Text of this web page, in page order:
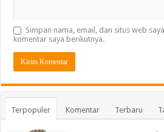
Simpan nama, email, dan situs web
komentar saya berikutnya.
Terpopuler Komentar Terbaru